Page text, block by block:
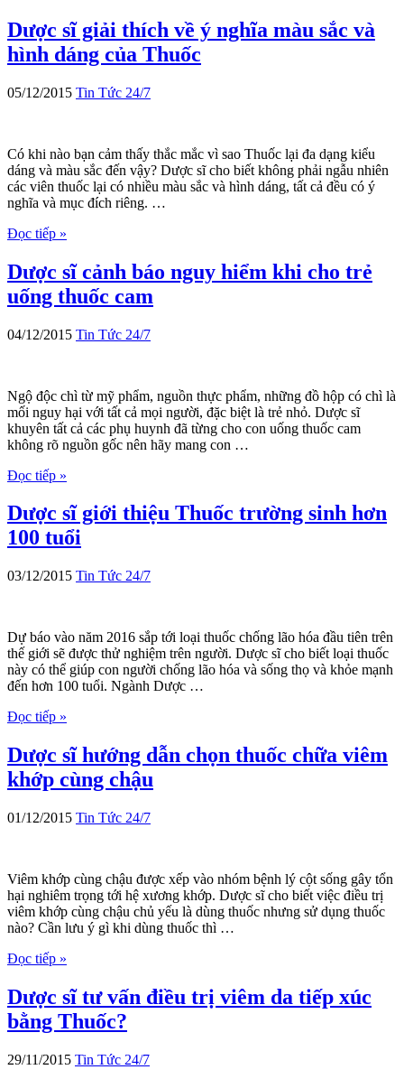
Dược sĩ giải thích về ý nghĩa màu sắc và
hình dáng của Thuốc
05/12/2015 Tin Tức 24/7
Có khi nào bạn cảm thấy thắc mắc vì sao Thuốc lại đa dạng kiểu
dáng và màu sắc đến vậy? Dược sĩ cho biết không phải ngẫu nhiên
các viên thuốc lại có nhiều màu sắc và hình dáng, tất cả đều có ý
nghĩa và mục đích riêng. …
Đọc tiếp »
Dược sĩ cảnh báo nguy hiểm khi cho trẻ
uống thuốc cam
04/12/2015 Tin Tức 24/7
Ngộ độc chì từ mỹ phẩm, nguồn thực phẩm, những đồ hộp có chì là
mối nguy hại với tất cả mọi người, đặc biệt là trẻ nhỏ. Dược sĩ
khuyên tất cả các phụ huynh đã từng cho con uống thuốc cam
không rõ nguồn gốc nên hãy mang con …
Đọc tiếp »
Dược sĩ giới thiệu Thuốc trường sinh hơn
100 tuổi
03/12/2015 Tin Tức 24/7
Dự báo vào năm 2016 sắp tới loại thuốc chống lão hóa đầu tiên trên
thế giới sẽ được thử nghiệm trên người. Dược sĩ cho biết loại thuốc
này có thể giúp con người chống lão hóa và sống thọ và khỏe mạnh
đến hơn 100 tuổi. Ngành Dược …
Đọc tiếp »
Dược sĩ hướng dẫn chọn thuốc chữa viêm
khớp cùng chậu
01/12/2015 Tin Tức 24/7
Viêm khớp cùng chậu được xếp vào nhóm bệnh lý cột sống gây tổn
hại nghiêm trọng tới hệ xương khớp. Dược sĩ cho biết việc điều trị
viêm khớp cùng chậu chủ yếu là dùng thuốc nhưng sử dụng thuốc
nào? Cần lưu ý gì khi dùng thuốc thì …
Đọc tiếp »
Dược sĩ tư vấn điều trị viêm da tiếp xúc
bằng Thuốc?
29/11/2015 Tin Tức 24/7